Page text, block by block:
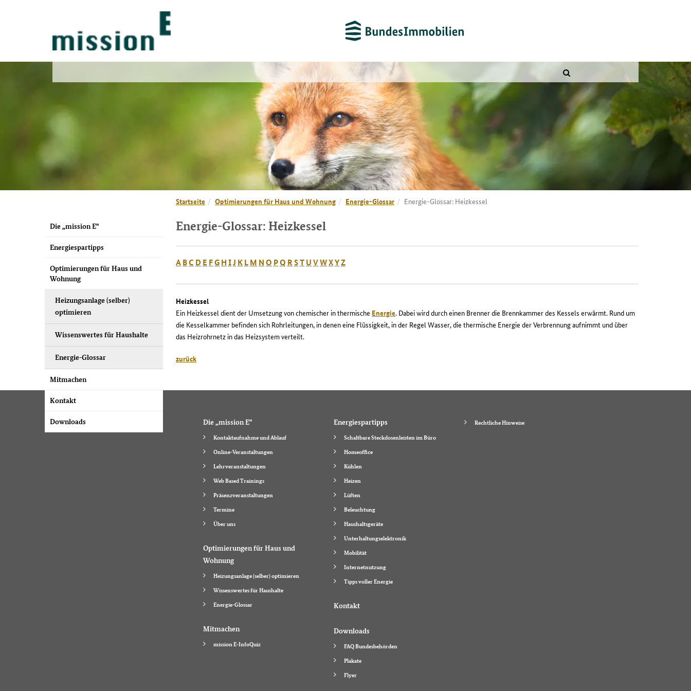
Die „mission E"
Energiespartipps
Optimierungen für Haus und
Wohnung
Heizungsanlage (selber)
optimieren
Wissenswertes für Haushalte
Energie-Glossar
Mitmachen
Kontakt
Downloads
Startseite Optimierungen für Haus und Wohnung Energie-Glossar Energie-Glossar: Heizkessel
Energie-Glossar: Heizkessel
ABC D E FGHIJ KLM NO PQ RSTUVWXYZ
Heizkessel
Ein Heizkessel dient der Umsetzung von chemischer in thermische Energie. Dabei wird durch einen Brenner die Brennkammer des Kessels erwärmt. Rund um
die Kesselkammer befinden sich Rohrleitungen, in denen eine Flüssigkeit, in der Regel Wasser, die thermische Energie der Verbrennung aufnimmt und über
das Heizrohrnetz in das Heizsystem verteilt.
zurück
Die „mission E"
Kontaktaufnahme und Ablauf
Online-Veranstaltungen
Lehrveranstaltungen
Web Based Trainings
Präsenzveranstaltungen
Termine
Über uns
Optimierungen für Haus und
Wohnung
Heizungsanlage (selber) optimieren
Wissenswertes für Haushalte
Energie-Glossar
Mitmachen
mission E-InfoQuiz
Energiespartipps
Schaltbare Steckdosenleisten im Büro
Homeoffice
Kühlen
Heizen
Lüften
Beleuchtung
Haushaltsgeräte
Unterhaltungselektronik
Mobilität
Internetnutzung
Tipps voller Energie
Kontakt
Downloads
FAQ Bundesbehörden
Plakate
Flyer
Rechtliche Hinweise